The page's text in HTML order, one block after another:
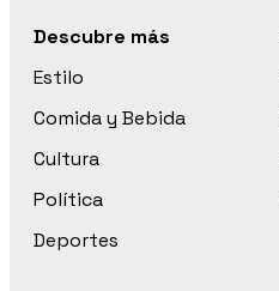
Descubre más
Estilo
Comida y Bebida
Cultura
Política
Deportes